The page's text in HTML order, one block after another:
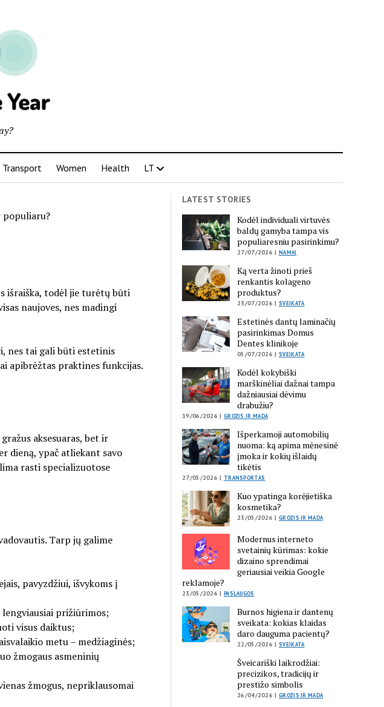
Transport Women Health LT
populiaru?
išraiška, todėl jie turėtų būti
naujoves, nes madingi
nes tai gali būti estetinis
apibrėžtas praktines funkcijas.
aksesuaras, bet ir
dieną, ypač atliekant savo
rasti specializuotose
Tarp jų galime
pavyzdžiui, išvykoms į
prižiūrimos;
visus daiktus;
metu – medžiaginės;
žmogaus asmeninių
žmogus, nepriklausomai
LATEST STORIES
Kodėl individuali virtuvės
baldų gamyba tampa vis
populiaresniu pasirinkimu?
27/07/2026 | NAMAI
Ką verta žinoti prieš
renkantis kolageno
produktus?
23/07/2026 | SVEIKATA
Estetinės dantų laminačių
pasirinkimas Domus
Dentes klinikoje
05/07/2026 | SVEIKATA
Kodėl kokybiški
marškinėliai dažnai tampa
dažniausiai dėvimu
drabužiu?
19/06/2026 | GROŽIS IR MADA
Išperkamoji automobilių
nuoma: ką apima mėnesinė
įmoka ir kokių išlaidų
tikėtis
27/05/2026 | TRANSPORTAS
Kuo ypatinga korėjietiška
kosmetika?
23/05/2026 | GROŽIS IR MADA
Modernus interneto
svetainių kūrimas: kokie
dizaino sprendimai
geriausiai veikia Google
reklamoje?
23/05/2026 | PASLAUGOS
Burnos higiena ir dantenų
sveikata: kokias klaidas
daro dauguma pacientų?
22/05/2026 | SVEIKATA
Šveicariški laikrodžiai:
precizikos, tradicijų ir
prestižo simbolis
26/04/2026 | GROŽIS IR MADA